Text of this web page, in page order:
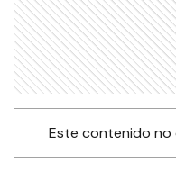
Este contenido